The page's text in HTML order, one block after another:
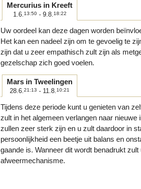
Mercurius in Kreeft
1.6. 13:50- 9.8. 18:22
Uw oordeel kan deze dagen worden
Het kan een nadeel zijn om te gevoelig te
zijn dat u zeer empathisch zult zijn als
gezelschap zich goed voelen.
Mars in Tweelingen
28.6. 21:13 - 11.8. 10:21
Tijdens deze periode kunt u genieten van
zult in het algemeen verlangen naar
zullen zeer sterk zijn en u zult daardoor in
persoonlijkheid een beetje uit balans en
gaande is. Wanneer dit wordt benadrukt
afweermechanisme.